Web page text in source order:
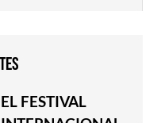
EL FESTIVAL